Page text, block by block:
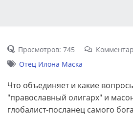
Просмотров: 745
Отец Илона Маска
Что объединяет и какие
"православный олигарх" и
глобалист-посланец самого